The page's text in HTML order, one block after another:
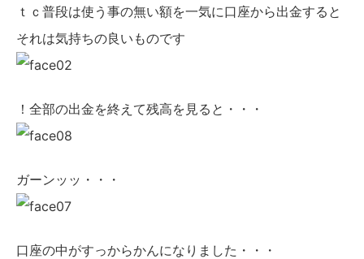
ｔｃ普段は使う事の無い額を一気に口座から出金すると
それは気持ちの良いものです
！全部の出金を終えて残高を見ると・・・
ガーンッッ・・・
口座の中がすっからかんになりました・・・